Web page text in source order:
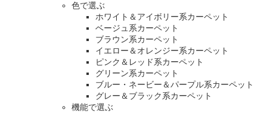
色で選ぶ
ホワイト＆アイボリー系カーペット
ベージュ系カーペット
ブラウン系カーペット
イエロー＆オレンジー系カーペット
ピンク＆レッド系カーペット
グリーン系カーペット
ブルー・ネービー＆パープル系カーペット
グレー＆ブラック系カーペット
機能で選ぶ